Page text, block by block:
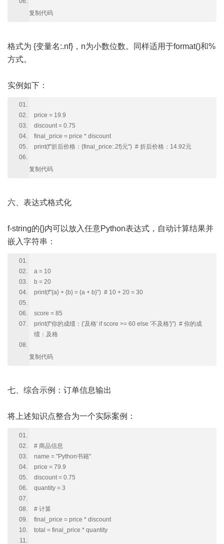
复制代码
格式为 {变量名:.nf}，n为小数位数。同样适用于format()和%
方式。
实例如下：
price = 19.9
discount = 0.75
final_price = price * discount
print(f"折后价格：{final_price:.2f}元") # 折后价格：14.92元
复制代码
六、表达式格式化
f-string的{}内可以放入任意Python表达式，自动计算结果并
嵌入字符串：
a = 10
b = 20
print(f"{a} + {b} = {a + b}") # 10 + 20 = 30
score = 85
print(f"你的成绩：{'及格' if score >= 60 else '不及格'}") # 你的成
绩：及格
复制代码
七、综合示例：订单信息输出
将上述知识点整合为一个实际案例：
# 商品信息
name = "Python书籍"
price = 79.9
discount = 0.75
quantity = 3
# 计算
final_price = price * discount
total = final_price * quantity